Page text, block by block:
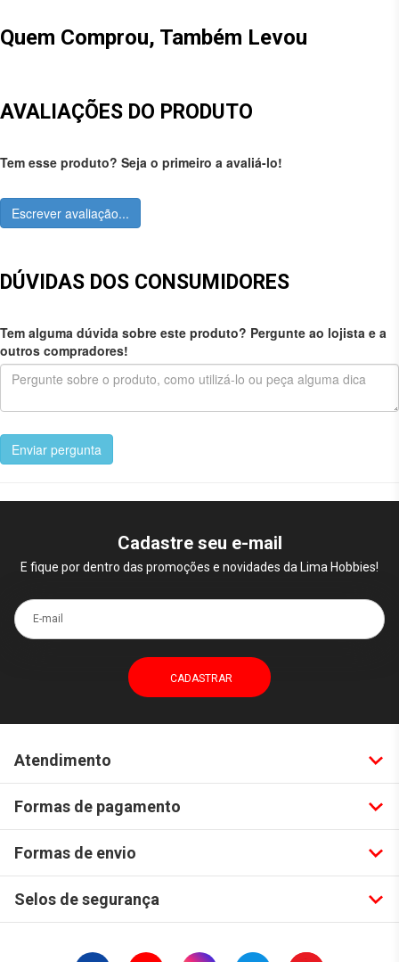
Quem Comprou, Também Levou
AVALIAÇÕES DO PRODUTO
Tem esse produto? Seja o primeiro a avaliá-lo!
Escrever avaliação...
DÚVIDAS DOS CONSUMIDORES
Tem alguma dúvida sobre este produto? Pergunte ao lojista e a
outros compradores!
Enviar pergunta
Cadastre seu e-mail
E fique por dentro das promoções e novidades da Lima Hobbies!
E-mail
Atendimento
Formas de pagamento
Formas de envio
Selos de segurança